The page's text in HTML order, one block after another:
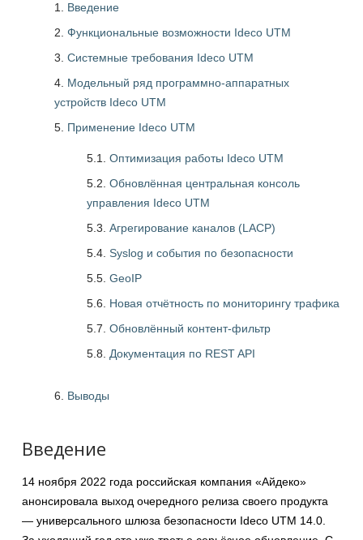
Введение
Функциональные возможности Ideco UTM
Системные требования Ideco UTM
Модельный ряд программно-аппаратных
устройств Ideco UTM
Применение Ideco UTM
5.1. Оптимизация работы Ideco UTM
5.2. Обновлённая центральная консоль
управления Ideco UTM
5.3. Агрегирование каналов (LACP)
5.4. Syslog и события по безопасности
5.5. GeoIP
5.6. Новая отчётность по мониторингу трафика
5.7. Обновлённый контент-фильтр
5.8. Документация по REST API
Выводы
Введение
14 ноября 2022 года российская компания «Айдеко»
анонсировала выход очередного релиза своего продукта
— универсального шлюза безопасности Ideco UTM 14.0.